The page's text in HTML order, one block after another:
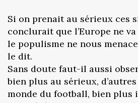
Si on prenait au sérieux ces
conclurait que l’Europe ne
le populisme ne nous
le dit.
Sans doute faut-il aussi
bien plus au sérieux,
monde du football, bien plus